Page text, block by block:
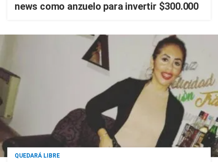
news como anzuelo para invertir $300.000
QUEDARÁ LIBRE